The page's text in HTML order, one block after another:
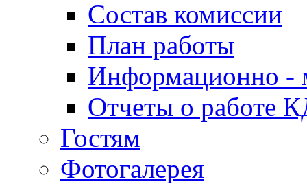
Состав комиссии
План работы
Информационно -
Отчеты о работе
Гостям
Фотогалерея